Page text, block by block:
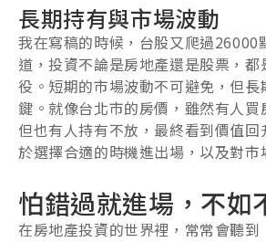
長期持有與市場波動
我在寫稿的時候，台股又爬過26000
道，投資不論是房地產還是股票，
役。短期的市場波動不可避免，但長
鍵。就像台北市的房價，雖然有人買
但也有人持有不放，最終看到價值回
於選擇合適的時機進出場，以及對市
怕錯過就進場，不如
在房地產投資的世界裡，常常會聽到